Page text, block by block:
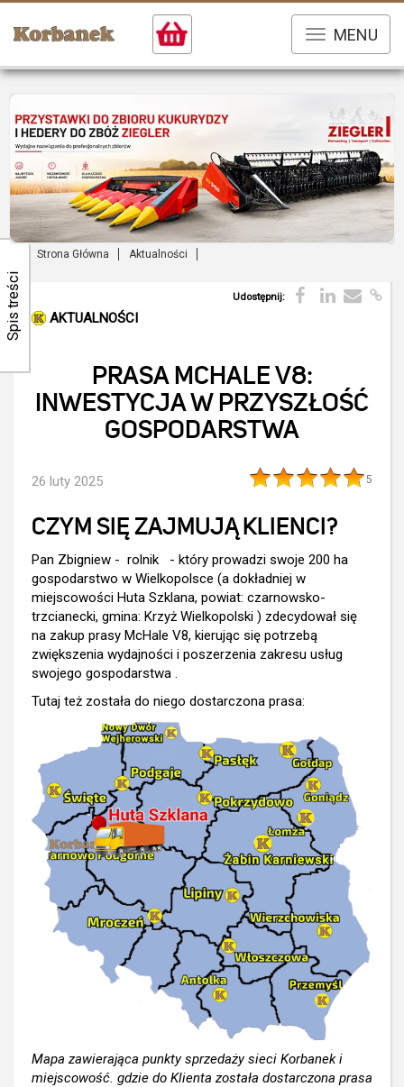
MENU
Strona Główna Aktualności
Spis treści AKTUALNOŚCI
Udostępnij:
PRASA MCHALE V8:
INWESTYCJA W PRZYSZŁOŚĆ
GOSPODARSTWA
26 luty 2025 5
CZYM SIĘ ZAJMUJĄ KLIENCI?
Pan Zbigniew - rolnik - który prowadzi swoje 200 ha
gospodarstwo w Wielkopolsce (a dokładniej w
miejscowości Huta Szklana, powiat: czarnowsko-
trzcianecki, gmina: Krzyż Wielkopolski ) zdecydował się
na zakup prasy McHale V8, kierując się potrzebą
zwiększenia wydajności i poszerzenia zakresu usług
swojego gospodarstwa .
Tutaj też została do niego dostarczona prasa:
Mapa zawierająca punkty sprzedaży sieci Korbanek i
miejscowość. gdzie do Klienta została dostarczona prasa